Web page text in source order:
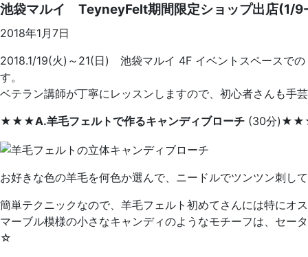
池袋マルイ TeyneyFelt期間限定ショップ出店(1/9-
2018年1月7日
2018.1/19(火)～21(日) 池袋マルイ 4F イベントスペースで
す。
ベテラン講師が丁寧にレッスンしますので、初心者さんも
★★★A.羊毛フェルトで作るキャンディブローチ (30分
お好きな色の羊毛を何色か選んで、ニードルでツンツン刺し
簡単テクニックなので、羊毛フェルト初めてさんには特にオス
マーブル模様の小さなキャンディのようなモチーフは、セー
☆